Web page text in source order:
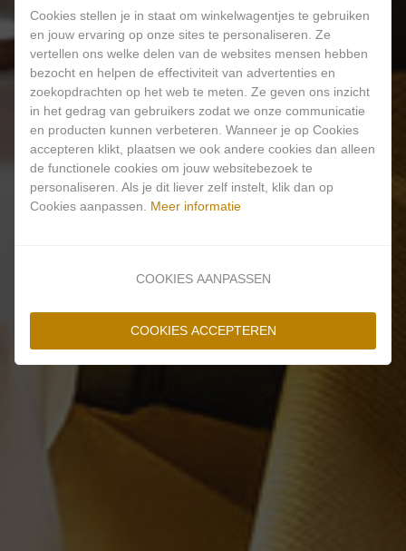
MENUKAART
RESERVEREN
ACTUEEL
Cookies stellen je in staat om winkelwagentjes te gebruiken
en jouw ervaring op onze sites te personaliseren. Ze
vertellen ons welke delen van de websites mensen hebben
bezocht en helpen de effectiviteit van advertenties en
zoekopdrachten op het web te meten. Ze geven ons inzicht
in het gedrag van gebruikers zodat we onze communicatie
en producten kunnen verbeteren. Wanneer je op Cookies
accepteren klikt, plaatsen we ook andere cookies dan alleen
de functionele cookies om jouw websitebezoek te
personaliseren. Als je dit liever zelf instelt, klik dan op
Cookies aanpassen. Meer informatie
COOKIES AANPASSEN
COOKIES ACCEPTEREN